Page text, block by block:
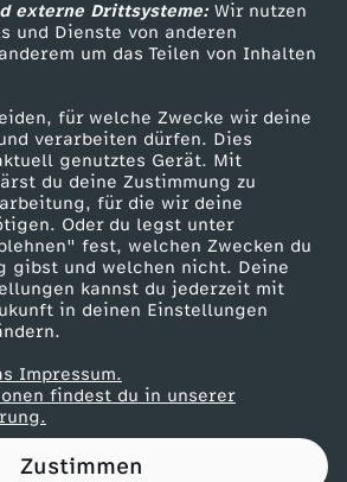
externe Drittsysteme:Wir nutzen
und Dienste von anderen
um das Teilen von Inhalten
für welche Zwecke wir deine
verarbeiten dürfen. Dies
genutztes Gerät. Mit
du deine Zustimmung zu
für die wir deine
Oder du legst unter
fest, welchen Zwecken du
gibst und welchen nicht. Deine
kannst du jederzeit mit
in deinen Einstellungen
Impressum.
findest du in unserer
Zustimmen